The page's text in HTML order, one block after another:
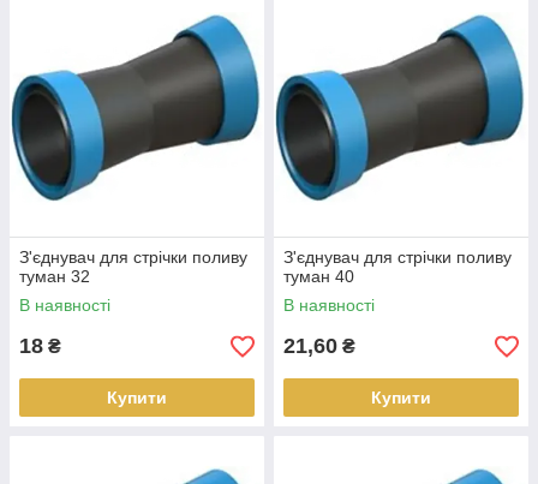
З'єднувач для стрічки поливу
туман 32
В наявності
18 ₴
Купити
З'єднувач для стрічки поливу
туман 40
В наявності
21,60 ₴
Купити